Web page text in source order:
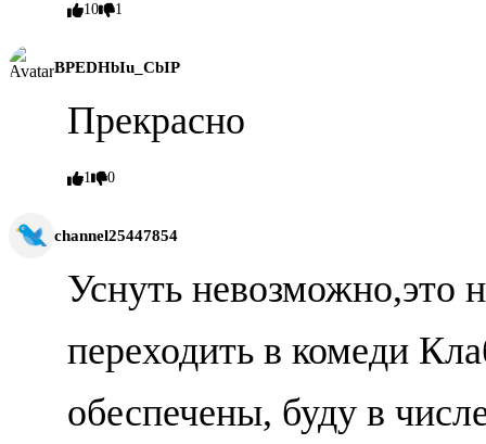
10 1
BPEDHbIu_CbIP
Прекрасно
1 0
channel25447854
Уснуть невозможно,это
переходить в комеди
обеспечены, буду в